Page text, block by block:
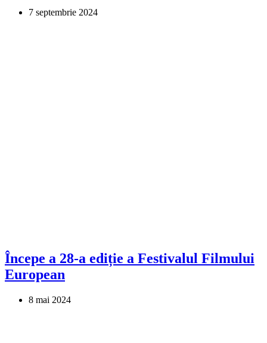
7 septembrie 2024
Începe a 28-a ediție a Festivalul Filmului
European
8 mai 2024